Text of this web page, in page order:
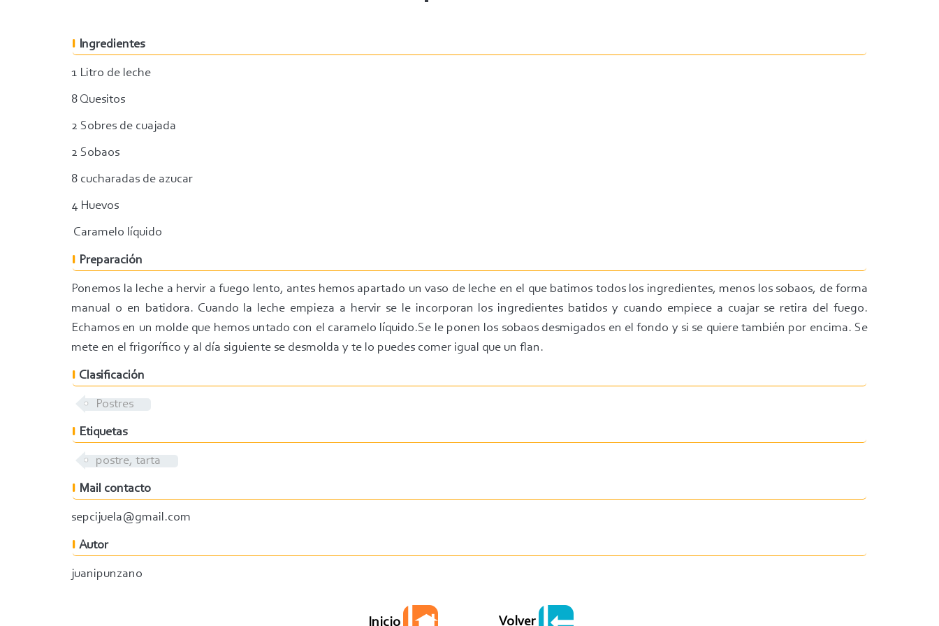
Ingredientes
1 Litro de leche
8 Quesitos
2 Sobres de cuajada
2 Sobaos
8 cucharadas de azucar
4 Huevos
Caramelo líquido
Preparación
Ponemos la leche a hervir a fuego lento, antes hemos apartado un vaso de leche en el que batimos todos los ingredientes, menos los sobaos, de forma
manual o en batidora. Cuando la leche empieza a hervir se le incorporan los ingredientes batidos y cuando empiece a cuajar se retira del fuego.
Echamos en un molde que hemos untado con el caramelo líquido.Se le ponen los sobaos desmigados en el fondo y si se quiere también por encima. Se
mete en el frigorífico y al día siguiente se desmolda y te lo puedes comer igual que un flan.
Clasificación
Postres
Etiquetas
postre, tarta
Mail contacto
sepcijuela@gmail.com
Autor
juanipunzano
Inicio Volver